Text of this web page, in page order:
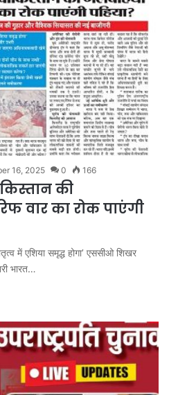
16, 2025 0 166
की
वार का रोक पाएंगी
में एशिया समृद्ध होगा’ एससीओ शिखर
भारत…